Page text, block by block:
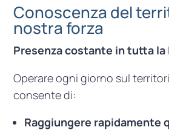
Conoscenza del
nostra forza
Presenza costante in tutta la
Operare ogni giorno sul
consente di:
Raggiungere rapidamente